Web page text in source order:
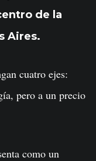
de la
Aires.
cuatro ejes:
pero a un precio
como un